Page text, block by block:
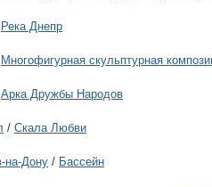
Река Днепр
Многофигурная скульптурная
Арка Дружбы Народов
/ Скала Любви
на-Дону / Бассейн